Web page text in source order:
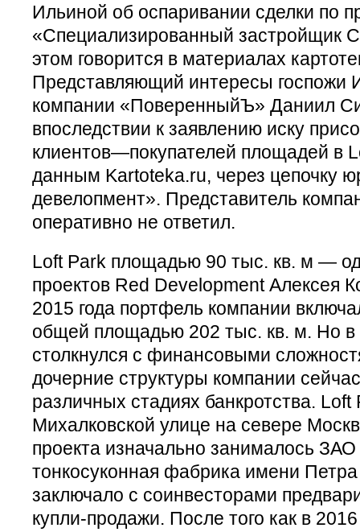
Ильиной об оспаривании сделки по
«Специализированный
этом говорится в материалах
Представляющий интересы госпожи
компании «ПоверенныйЪ» Даниил
впоследствии к заявлению иску
клиентов—покупателей площадей в
данным Kartoteka.ru, через цепочку
девелопмент». Представитель
оперативно не ответил.
Loft Park площадью 90 тыс. кв. м —
проектов Red Development Алексея
2015 года портфель компании
общей площадью 202 тыс. кв. м. Но в
столкнулся с финансовыми
дочерние структуры компании
различных стадиях банкротства. Loft
Михалковской улице на севере
проекта изначально занималось
тонкосуконная фабрика имени
заключало с соинвесторами
купли-продажи. После того как в 2016